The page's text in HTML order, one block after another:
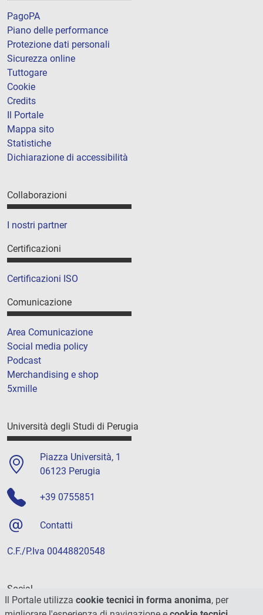
PagoPA
Piano delle performance
Protezione dati personali
Sicurezza online
Tuttogare
Cookie
Credits
Il Portale
Mappa sito
Statistiche
Dichiarazione di accessibilità
Collaborazioni
I nostri partner
Certificazioni
Certificazioni ISO
Comunicazione
Area Comunicazione
Social media policy
Podcast
Merchandising e shop
5xmille
Università degli Studi di Perugia
Piazza Università, 1
06123 Perugia
+39 0755851
Contatti
C.F./P.Iva 00448820548
Social
Il Portale utilizza cookie tecnici in forma anonima, per